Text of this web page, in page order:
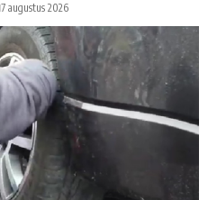
7 augustus 2026